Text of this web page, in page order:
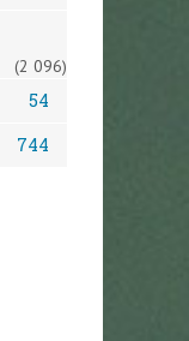
(2 096)
54
744